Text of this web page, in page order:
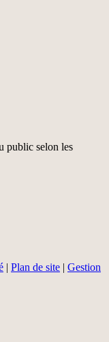
public selon les
| Plan de site | Gestion